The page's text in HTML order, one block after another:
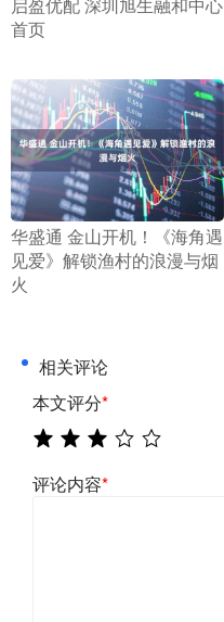
首页
​华盛通 金山开机！《海角遇
见爱》解锁渔村的浪漫与烟
火
相关评论
本文评分*
评论内容*